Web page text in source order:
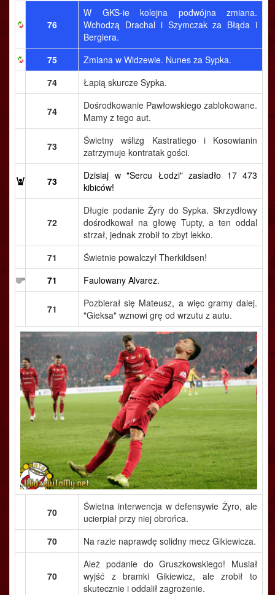
76
W GKS-ie kolejna podwójna zmiana.
Wchodzą Drachal i Szymczak za Błąda i
Bergiera.
75
Zmiana w Widzewie. Nunes za Sypka.
74
Łapią skurcze Sypka.
74
Dośrodkowanie Pawłowskiego zablokowane.
Mamy z tego aut.
73
Świetny wślizg Kastratiego i Kosowianin
zatrzymuje kontratak gości.
73
Dzisiaj w "Sercu Łodzi" zasiadło 17 473
kibiców!
72
Długie podanie Żyry do Sypka. Skrzydłowy
dośrodkował na głowę Tupty, a ten oddal
strzał, jednak zrobił to zbyt lekko.
71
Świetnie powalczył Therkildsen!
71
Faulowany Alvarez.
71
Pozbierał się Mateusz, a więc gramy dalej.
"Gieksa" wznowi grę od wrzutu z autu.
70
Świetna interwencja w defensywie Żyro, ale
ucierpiał przy niej obrońca.
70
Na razie naprawdę solidny mecz Gikiewicza.
70
Ależ podanie do Gruszkowskiego! Musiał
wyjść z bramki Gikiewicz, ale zrobił to
skutecznie i oddalił zagrożenie.